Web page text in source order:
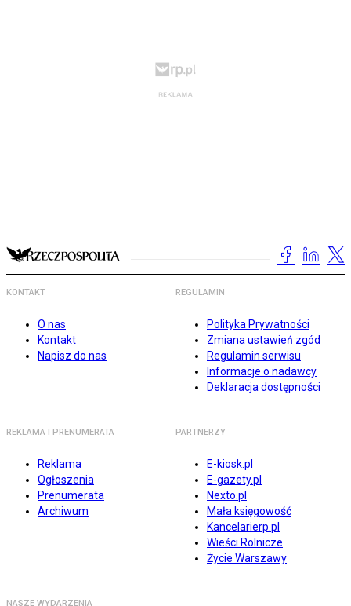
KONTAKT
O nas
Kontakt
Napisz do nas
REGULAMIN
Polityka Prywatności
Zmiana ustawień zgód
Regulamin serwisu
Informacje o nadawcy
Deklaracja dostępności
REKLAMA I PRENUMERATA
Reklama
Ogłoszenia
Prenumerata
Archiwum
PARTNERZY
E-kiosk.pl
E-gazety.pl
Nexto.pl
Mała księgowość
Kancelarierp.pl
Wieści Rolnicze
Życie Warszawy
NASZE WYDARZENIA